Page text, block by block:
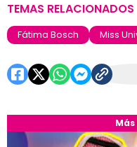
TEMAS RELACIONADOS
Fátima Bosch Miss